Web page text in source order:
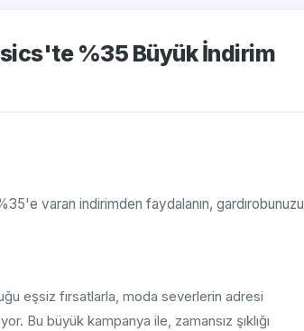
%35 Büyük İndirim
varan indirimden faydalanın, gardırobunuzu
eşsiz fırsatlarla, moda severlerin adresi
Bu büyük kampanya ile, zamansız şıklığı